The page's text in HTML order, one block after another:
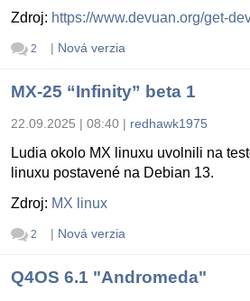
Zdroj: https://www.devuan.org/get-
2 | Nová verzia
MX-25 “Infinity” beta 1
22.09.2025 | 08:40 | redhawk1975
Ludia okolo MX linuxu uvolnili na
linuxu postavené na Debian 13.
Zdroj: MX linux
2 | Nová verzia
Q4OS 6.1 "Andromeda"